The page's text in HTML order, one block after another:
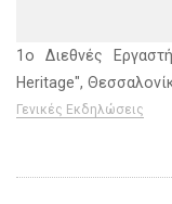
1ο Διεθνές
Heritage",
Γενικές Εκδηλώσεις